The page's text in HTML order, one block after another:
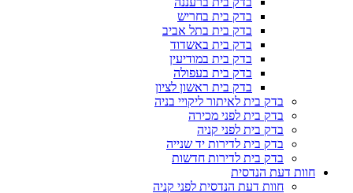
בדק בית בחריש
בדק בית בתל אביב
בדק בית באשדוד
בדק בית במודיעין
בדק בית בעפולה
בדק בית ראשון לציון
בדק בית לאיתור ליקויי בניה
בדק בית לפני מכירה
בדק בית לפני קניה
בדק בית לדירות יד שנייה
בדק בית לדירות חדשות
חוות דעת הנדסית
חוות דעת הנדסית לפני קניה